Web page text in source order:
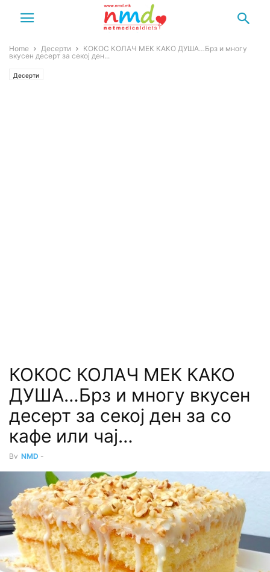
Home Десерти
КОКОС КОЛАЧ МЕК КАКО ДУША…Брз и многу
вкусен десерт за секој ден...
Десерти
КОКОС КОЛАЧ МЕК КАКО
ДУША…Брз и многу вкусен
десерт за секој ден за со
кафе или чај…
By NMD -